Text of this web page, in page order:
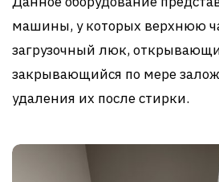
машины, у которых верхнюю
загрузочный люк,
закрывающийся по мере
удаления их после стирки.